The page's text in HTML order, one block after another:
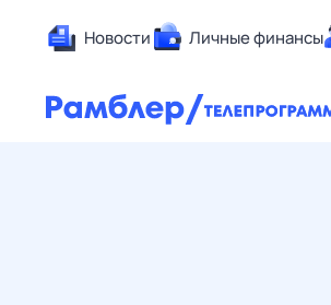
Новости Личные финансы